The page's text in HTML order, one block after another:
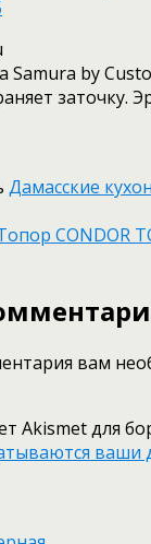
by
заточку.
Дамасские
CONDOR
вам
Akismet для
ваши